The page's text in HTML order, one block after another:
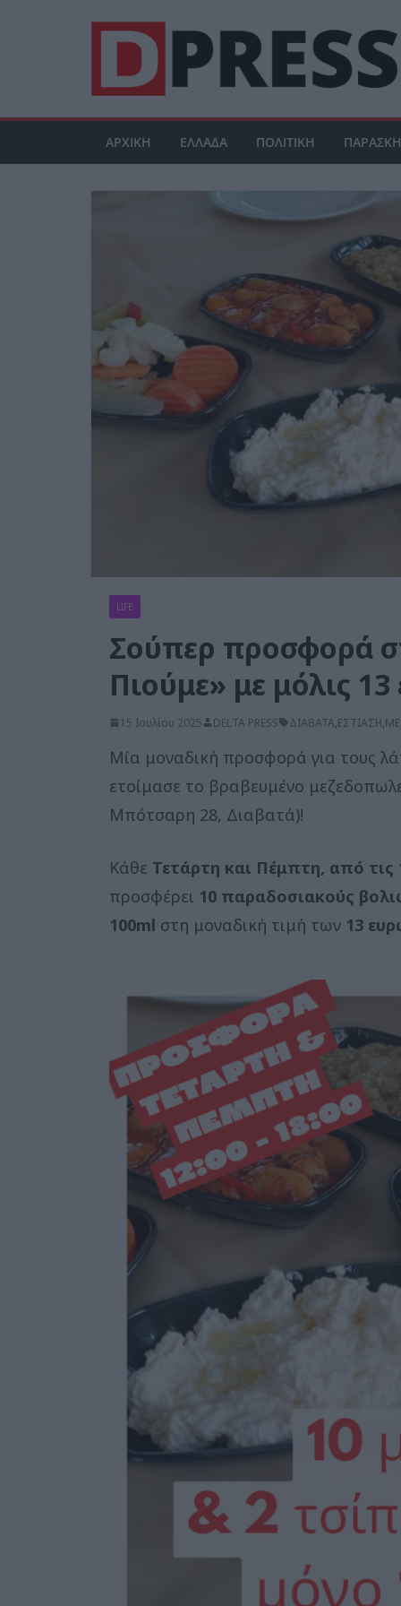
ΑΡΧΙΚΗ ΕΛΛΑΔΑ ΠΟΛΙΤΙΚΗ
LIFE
Σούπερ προσφορά
Πιούμε» με μόλις
15 Ιουλίου 2025 DELTA PRESS ΔΙΑΒΑΤΑ,ΕΣΤΙΑΣΗ,
Μία μοναδική προσφορά για τους
ετοίμασε το βραβευμένο
Μπότσαρη 28, Διαβατά)!
Κάθε Τετάρτη και Πέμπτη, από τις
προσφέρει 10 παραδοσιακούς
100ml στη μοναδική τιμή των 13